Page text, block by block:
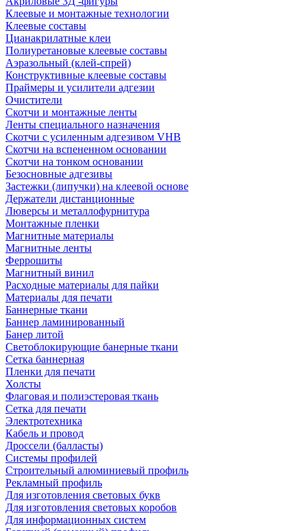
Клеевые и монтажные технологии
Клеевые составы
Цианакрилатные клеи
Полиуретановые клеевые составы
Аэразольный (клей-спрей)
Конструктивные клеевые составы
Праймеры и усилители адгезии
Очистители
Скотчи и монтажные ленты
Ленты специального назначения
Скотчи с усиленным адгезивом VHB
Скотчи на вспененном основании
Скотчи на тонком основании
Безосновные адгезивы
Застежки (липучки) на клеевой основе
Держатели дистанционные
Люверсы и металлофурнитура
Монтажные пленки
Магнитные материалы
Магнитные ленты
Феррошиты
Магнитный винил
Расходные материалы для пайки
Материалы для печати
Баннерные ткани
Баннер ламинированный
Банер литой
Светоблокирующие банерные ткани
Сетка баннерная
Пленки для печати
Холсты
Флаговая и полиэстеровая ткань
Сетка для печати
Электротехника
Кабель и провод
Дроссели (балласты)
Системы профилей
Строительный алюминиевый профиль
Рекламный профиль
Для изготовления световых букв
Для изготовления световых коробов
Для информационных систем